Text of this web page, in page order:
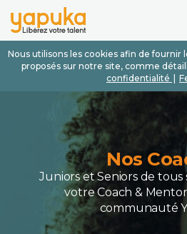
Nous utilisons les cookies afin de fournir
proposés sur notre site, comme
confidentialité
Nos
Juniors et Seniors de
votre Coach &
communauté